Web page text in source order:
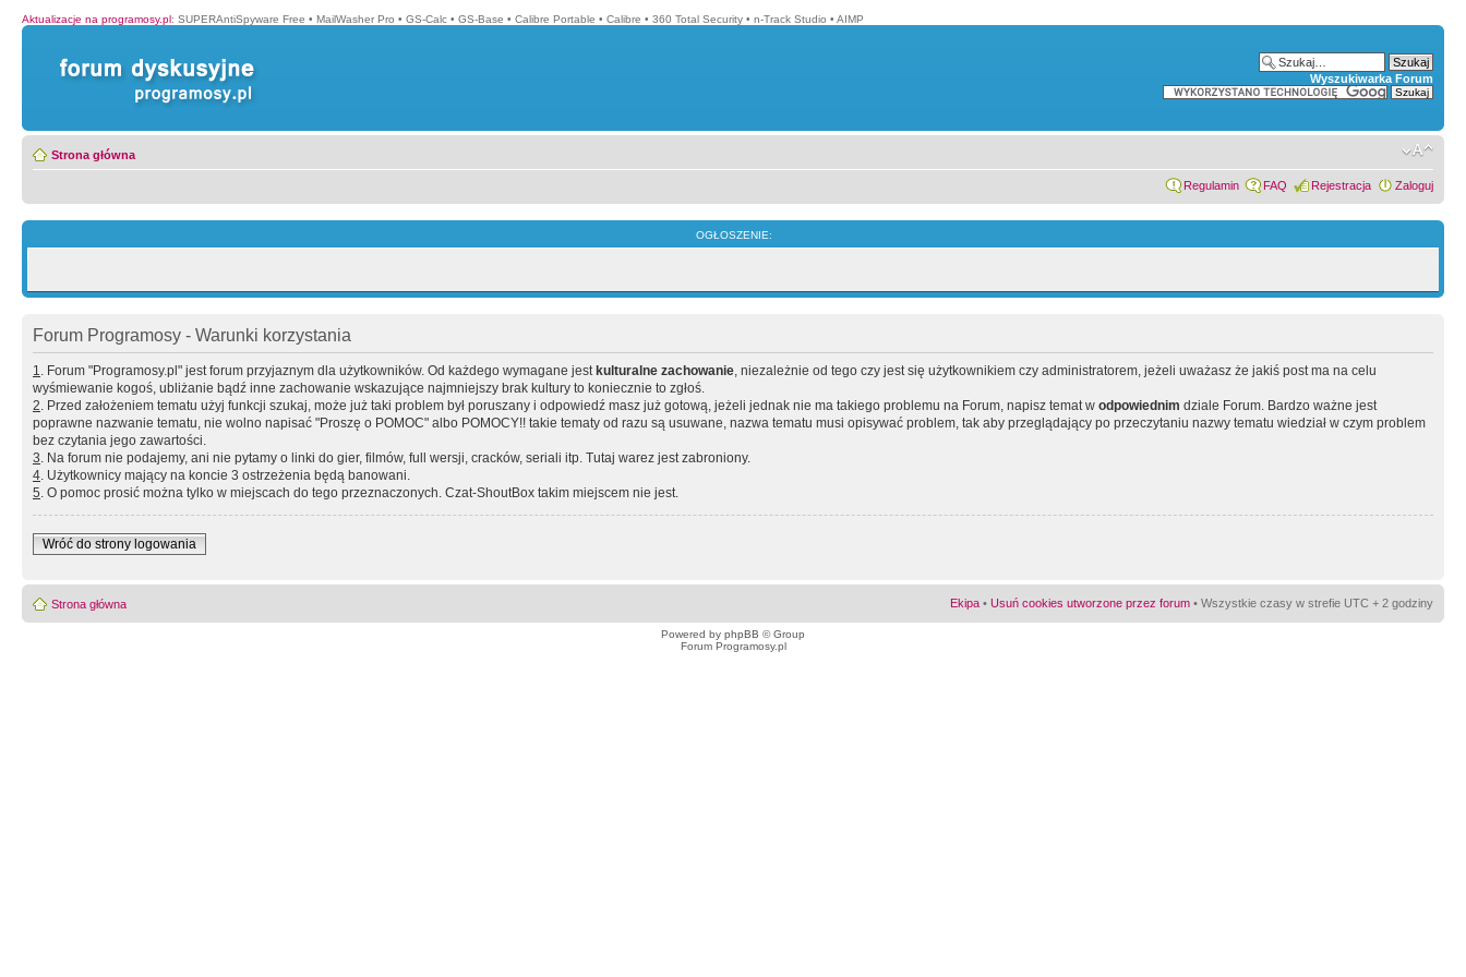
Aktualizacje na programosy.pl: SUPERAntiSpyware Free • MailWasher Pro • GS-Calc • GS-Base • Calibre Portable • Calibre • 360 Total Security • n-Track Studio • AIMP
Wyszukiwarka Forum
Strona główna
Regulamin FAQ Rejestracja Zaloguj
OGŁOSZENIE:
Forum Programosy - Warunki korzystania
1. Forum "Programosy.pl" jest forum przyjaznym dla użytkowników. Od każdego wymagane jest kulturalne zachowanie, niezależnie od tego czy jest się użytkownikiem czy administratorem, jeżeli uważasz że jakiś post ma na celu
wyśmiewanie kogoś, ubliżanie bądź inne zachowanie wskazujące najmniejszy brak kultury to koniecznie to zgłoś.
2. Przed założeniem tematu użyj funkcji szukaj, może już taki problem był poruszany i odpowiedź masz już gotową, jeżeli jednak nie ma takiego problemu na Forum, napisz temat w odpowiednim dziale Forum. Bardzo ważne jest
poprawne nazwanie tematu, nie wolno napisać "Proszę o POMOC" albo POMOCY!! takie tematy od razu są usuwane, nazwa tematu musi opisywać problem, tak aby przeglądający po przeczytaniu nazwy tematu wiedział w czym problem
bez czytania jego zawartości.
3. Na forum nie podajemy, ani nie pytamy o linki do gier, filmów, full wersji, cracków, seriali itp. Tutaj warez jest zabroniony.
4. Użytkownicy mający na koncie 3 ostrzeżenia będą banowani.
5. O pomoc prosić można tylko w miejscach do tego przeznaczonych. Czat-ShoutBox takim miejscem nie jest.
Wróć do strony logowania
Strona główna Ekipa • Usuń cookies utworzone przez forum • Wszystkie czasy w strefie UTC + 2 godziny
Powered by phpBB © Group
Forum Programosy.pl